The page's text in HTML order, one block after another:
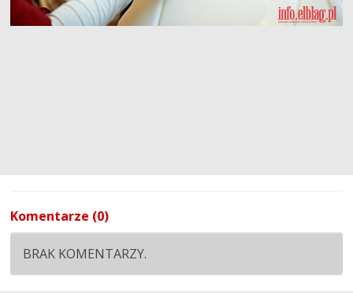
Komentarze (0)
BRAK KOMENTARZY.